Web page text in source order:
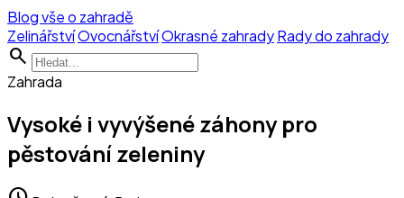
Blog vše o zahradě
ZelinářstvíOvocnářstvíOkrasné zahradyRady do zahrady
search
Zahrada
Vysoké i vyvýšené záhony pro
pěstování zeleniny